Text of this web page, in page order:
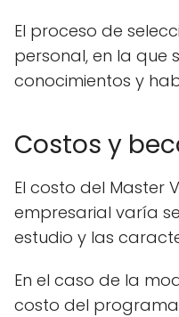
El proceso de
personal, en la que
conocimientos y
Costos y
El costo del Master
empresarial varía
estudio y las
En el caso de la
costo del programa